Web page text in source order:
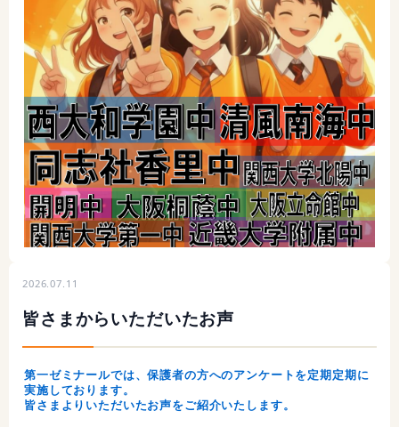
2026.07.11
皆さまからいただいたお声
第一ゼミナールでは、保護者の方へのアンケートを定期定期に
実施しております。
皆さまよりいただいたお声をご紹介いたします。